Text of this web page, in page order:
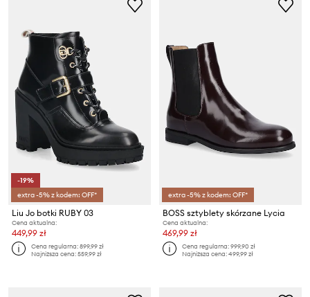
-19%
extra -5% z kodem: OFF*
Liu Jo botki RUBY 03
Cena aktualna:
449,99 zł
Cena regularna:899,99 zł
Najniższa cena:559,99 zł
extra -5% z kodem: OFF*
BOSS sztyblety skórzane Lycia
Cena aktualna:
469,99 zł
Cena regularna:999,90 zł
Najniższa cena:499,99 zł